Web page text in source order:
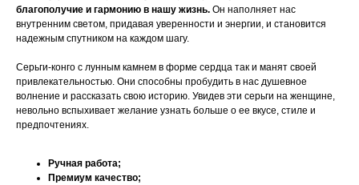
благополучие и гармонию в нашу жизнь. Он наполняет нас
внутренним светом, придавая уверенности и энергии, и становится
надежным спутником на каждом шагу.
Серьги-конго с лунным камнем в форме сердца так и манят своей
привлекательностью. Они способны пробудить в нас душевное
волнение и рассказать свою историю. Увидев эти серьги на женщине,
невольно вспыхивает желание узнать больше о ее вкусе, стиле и
предпочтениях.
Ручная работа;
Премиум качество;